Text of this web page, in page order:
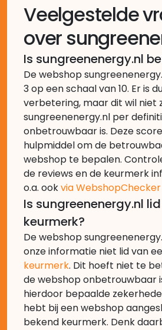
Veelgestelde
over
Is sungreenenergy.nl
De webshop
3 op een schaal van 10. Er is
verbetering, maar dit wil niet
sungreenenergy.nl per
onbetrouwbaar is. Deze
hulpmiddel om de
webshop te bepalen.
de reviews en de keurmerk
o.a. ookvia WebshopChecker
Is sungreenenergy.nl
keurmerk?
De webshop
onze informatie niet lid van
keurmerk. Dit hoeft niet te
de webshop onbetrouwbaar
hierdoor bepaalde
hebt bij een webshop
bekend keurmerk. Denk